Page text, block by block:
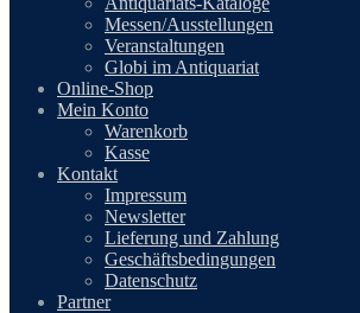
Messen/Ausstellungen
Veranstaltungen
Globi im Antiquariat
Online-Shop
Mein Konto
Warenkorb
Kasse
Kontakt
Impressum
Newsletter
Lieferung und Zahlung
Geschäftsbedingungen
Datenschutz
Partner